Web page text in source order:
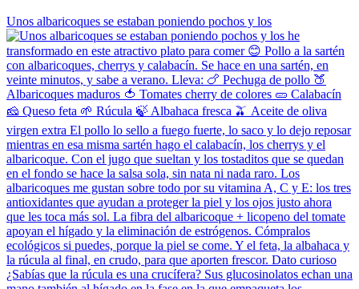
Unos albaricoques se estaban poniendo pochos y los